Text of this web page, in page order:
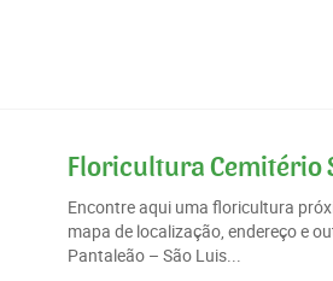
Floricultura Cemitério
Encontre aqui uma floricultura
mapa de localização, endereço e
Pantaleão – São Luis...